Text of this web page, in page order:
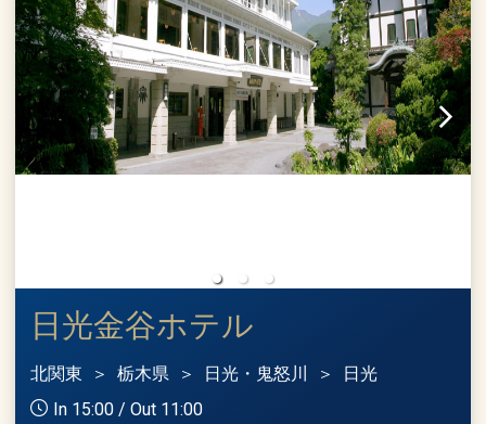
日光金谷ホテル
北関東 栃木県 日光・鬼怒川
日光
In 15:00 / Out 11:00